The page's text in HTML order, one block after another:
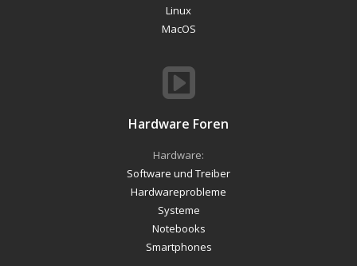
Linux
MacOS
Hardware Foren
Hardware:
Software und Treiber
Hardwareprobleme
Systeme
Notebooks
Smartphones